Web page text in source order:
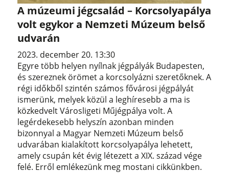
A múzeumi jégcsalád – Korcsolyapálya
volt egykor a Nemzeti Múzeum belső
udvarán
2023. december 20. 13:30
Egyre több helyen nyílnak jégpályák Budapesten,
és szereznek örömet a korcsolyázni szeretőknek. A
régi időkből szintén számos fővárosi jégpályát
ismerünk, melyek közül a leghíresebb a ma is
közkedvelt Városligeti Műjégpálya volt. A
legérdekesebb helyszín azonban minden
bizonnyal a Magyar Nemzeti Múzeum belső
udvarában kialakított korcsolyapálya lehetett,
amely csupán két évig létezett a XIX. század vége
felé. Erről emlékezünk meg mostani cikkünkben.